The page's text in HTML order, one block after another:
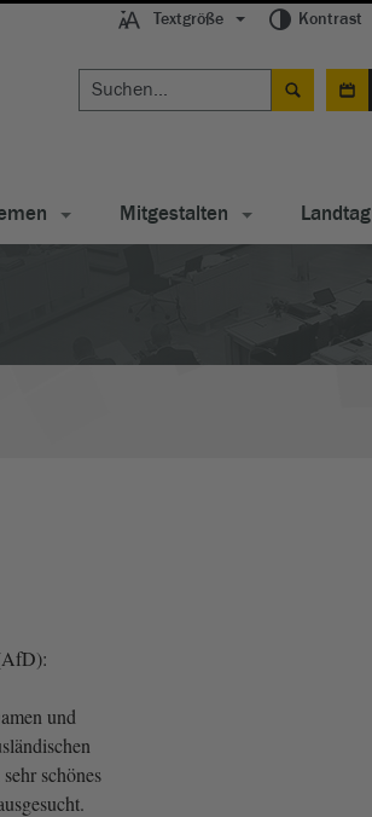
Textgröße Kontrast
Mitgestalten Landtag
und
schönes